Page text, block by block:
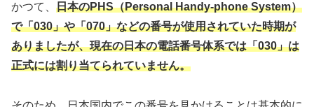
かつて、 日本のPHS（Personal Handy-phone System）
で「030」や「070」などの番号が使用されていた時期が
ありましたが、現在の日本の電話番号体系では「030」は
正式には割り当てられていません。